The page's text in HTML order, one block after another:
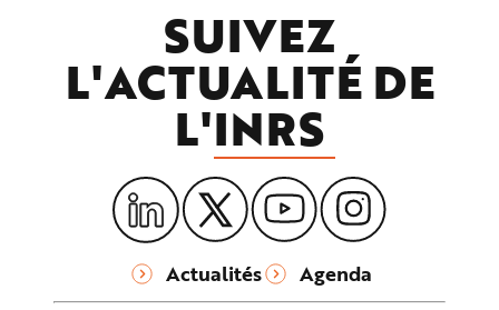
SUIVEZ
L'ACTUALITÉ DE
L'INRS
Actualités Agenda